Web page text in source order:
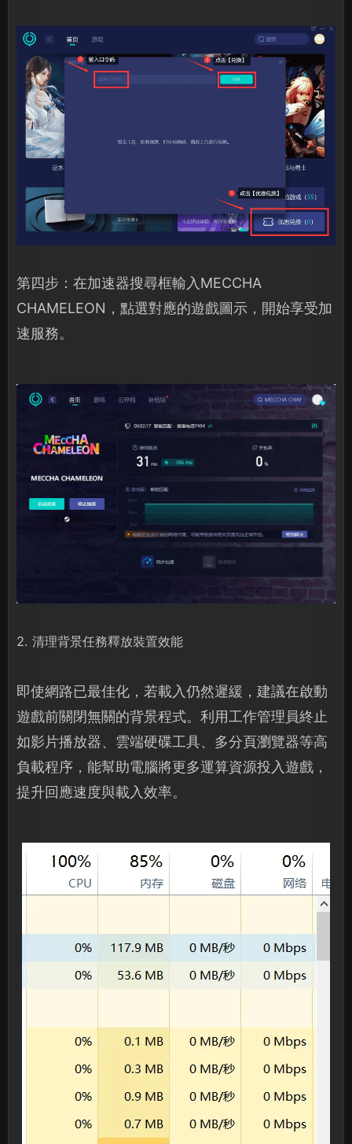
第四步：在加速器搜尋框輸入MECCHA
CHAMELEON，點選對應的遊戲圖示，開始享受加
速服務。
2. 清理背景任務釋放裝置效能
即使網路已最佳化，若載入仍然遲緩，建議在啟動
遊戲前關閉無關的背景程式。利用工作管理員終止
如影片播放器、雲端硬碟工具、多分頁瀏覽器等高
負載程序，能幫助電腦將更多運算資源投入遊戲，
提升回應速度與載入效率。